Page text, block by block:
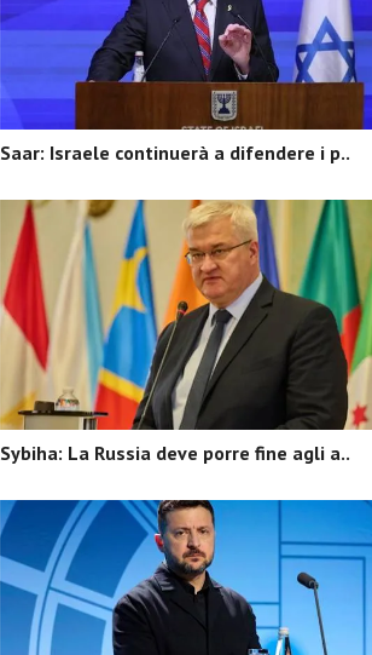
Saar: Israele continuerà a difendere i p..
Sybiha: La Russia deve porre fine agli a..